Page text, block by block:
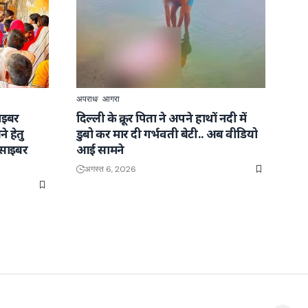
हेतु
अपराध आगरा
दिल्ली के क्रूर पिता ने अपने हाथों नदी में
डुबो कर मार दी गर्भवती बेटी.. अब वीडियो
आई सामने
अगस्त 6, 2026